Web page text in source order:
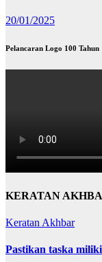
20/01/2025
Pelancaran Logo 100 Tahun
KERATAN
Keratan Akhbar
Pastikan taska